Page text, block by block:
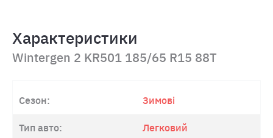
Характеристики
Wintergen 2 KR501 185/65 R15 88T
Сезон: Зимові
Тип авто: Легковий